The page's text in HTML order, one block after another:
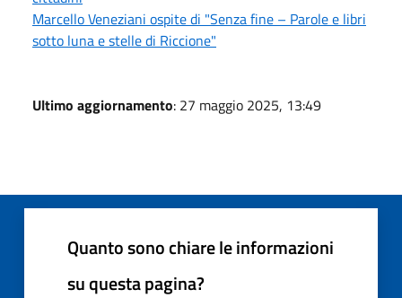
Marcello Veneziani ospite di "Senza fine – Parole e libri
sotto luna e stelle di Riccione"
Ultimo aggiornamento: 27 maggio 2025, 13:49
Quanto sono chiare le informazioni
su questa pagina?